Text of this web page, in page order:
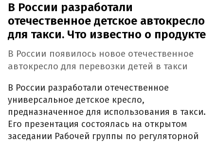
В России разработали
отечественное детское автокресло
для такси. Что известно о продукте
В России появилось новое отечественное
автокресло для перевозки детей в такси
В России разработали отечественное
универсальное детское кресло,
предназначенное для использования в такси.
Его презентация состоялась на открытом
заседании Рабочей группы по регуляторной